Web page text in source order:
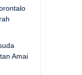
Amai